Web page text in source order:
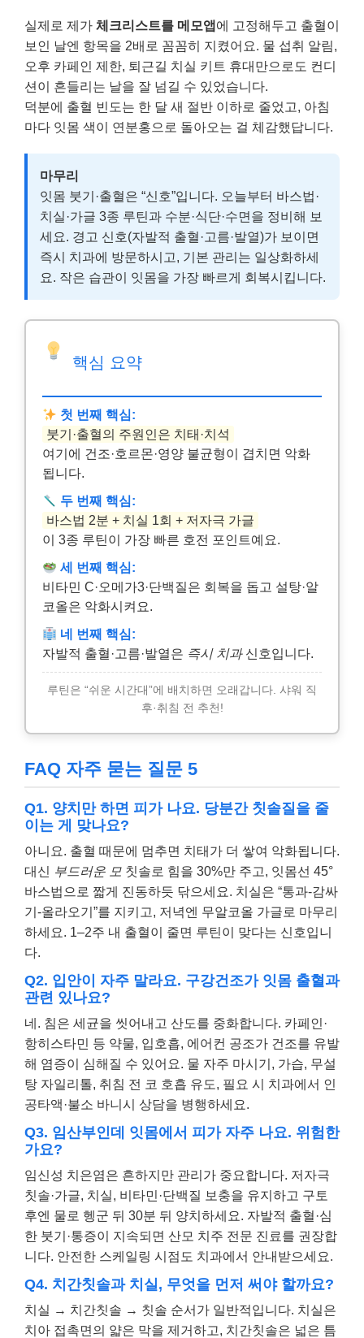
실제로 제가 체크리스트를 메모앱 에 고정해두고 출혈이
보인 날엔 항목을 2배로 꼼꼼히 지켰어요. 물 섭취 알림,
오후 카페인 제한, 퇴근길 치실 키트 휴대만으로도 컨디
션이 흔들리는 날을 잘 넘길 수 있었습니다.
덕분에 출혈 빈도는 한 달 새 절반 이하로 줄었고, 아침
마다 잇몸 색이 연분홍으로 돌아오는 걸 체감했답니다.
마무리
잇몸 붓기·출혈은 “신호”입니다. 오늘부터 바스법·
치실·가글 3종 루틴과 수분·식단·수면을 정비해 보
세요. 경고 신호(자발적 출혈·고름·발열)가 보이면
즉시 치과에 방문하시고, 기본 관리는 일상화하세
요. 작은 습관이 잇몸을 가장 빠르게 회복시킵니다.
핵심 요약
첫 번째 핵심:
붓기·출혈의 주원인은 치태·치석
여기에 건조·호르몬·영양 불균형이 겹치면 악화
됩니다.
두 번째 핵심:
바스법 2분 + 치실 1회 + 저자극 가글
이 3종 루틴이 가장 빠른 호전 포인트예요.
세 번째 핵심:
비타민 C·오메가3·단백질은 회복을 돕고 설탕·알
코올은 악화시켜요.
네 번째 핵심:
자발적 출혈·고름·발열은 즉시 치과신호입니다.
루틴은 “쉬운 시간대”에 배치하면 오래갑니다. 샤워 직
후·취침 전 추천!
FAQ 자주 묻는 질문 5
Q1. 양치만 하면 피가 나요. 당분간 칫솔질을 줄
이는 게 맞나요?
아니요. 출혈 때문에 멈추면 치태가 더 쌓여 악화됩니다.
대신 부드러운 모 칫솔로 힘을 30%만 주고, 잇몸선 45°
바스법으로 짧게 진동하듯 닦으세요. 치실은 “통과-감싸
기-올라오기”를 지키고, 저녁엔 무알코올 가글로 마무리
하세요. 1–2주 내 출혈이 줄면 루틴이 맞다는 신호입니
다.
Q2. 입안이 자주 말라요. 구강건조가 잇몸 출혈과
관련 있나요?
네. 침은 세균을 씻어내고 산도를 중화합니다. 카페인·
항히스타민 등 약물, 입호흡, 에어컨 공조가 건조를 유발
해 염증이 심해질 수 있어요. 물 자주 마시기, 가습, 무설
탕 자일리톨, 취침 전 코 호흡 유도, 필요 시 치과에서 인
공타액·불소 바니시 상담을 병행하세요.
Q3. 임산부인데 잇몸에서 피가 자주 나요. 위험한
가요?
임신성 치은염은 흔하지만 관리가 중요합니다. 저자극
칫솔·가글, 치실, 비타민·단백질 보충을 유지하고 구토
후엔 물로 헹군 뒤 30분 뒤 양치하세요. 자발적 출혈·심
한 붓기·통증이 지속되면 산모 치주 전문 진료를 권장합
니다. 안전한 스케일링 시점도 치과에서 안내받으세요.
Q4. 치간칫솔과 치실, 무엇을 먼저 써야 할까요?
치실 → 치간칫솔 → 칫솔 순서가 일반적입니다. 치실은
치아 접촉면의 얇은 막을 제거하고, 치간칫솔은 넓은 틈